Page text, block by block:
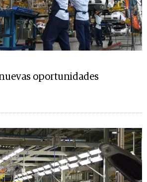
oportunidades